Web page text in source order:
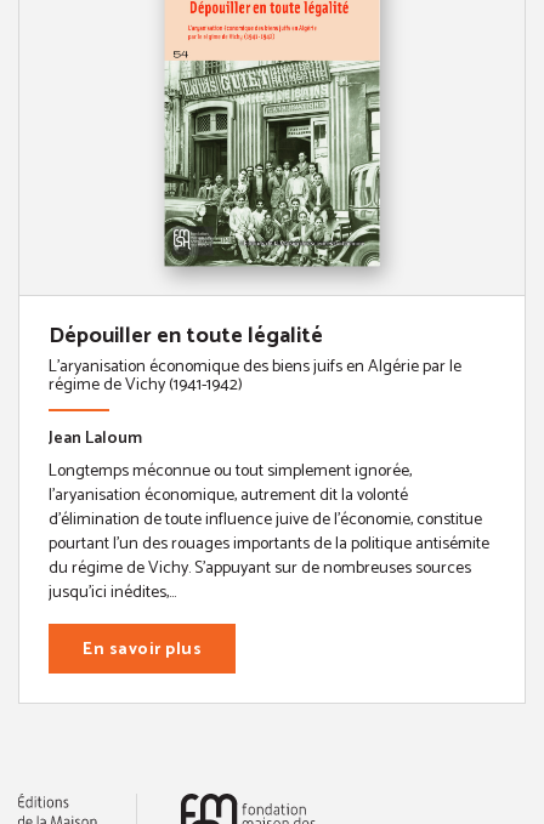
Dépouiller en toute légalité
L'aryanisation économique des biens juifs en Algérie par le
régime de Vichy (1941-1942)
Jean Laloum
Longtemps méconnue ou tout simplement ignorée,
l’aryanisation économique, autrement dit la volonté
d’élimination de toute influence juive de l’économie, constitue
pourtant l’un des rouages importants de la politique antisémite
du régime de Vichy. S’appuyant sur de nombreuses sources
jusqu’ici inédites,...
En savoir plus